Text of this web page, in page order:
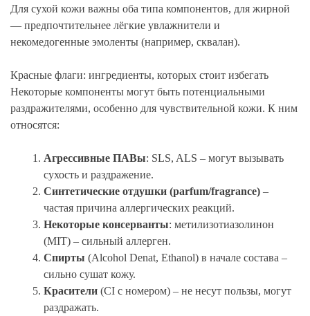
Для сухой кожи важны оба типа компонентов, для жирной
— предпочтительнее лёгкие увлажнители и
некомедогенные эмоленты (например, сквалан).
Красные флаги: ингредиенты, которых стоит избегать
Некоторые компоненты могут быть потенциальными
раздражителями, особенно для чувствительной кожи. К ним
относятся:
Агрессивные ПАВы: SLS, ALS – могут вызывать
сухость и раздражение.
Синтетические отдушки (parfum/fragrance) –
частая причина аллергических реакций.
Некоторые консерванты: метилизотиазолинон
(MIT) – сильный аллерген.
Спирты (Alcohol Denat, Ethanol) в начале состава –
сильно сушат кожу.
Красители (CI с номером) – не несут пользы, могут
раздражать.